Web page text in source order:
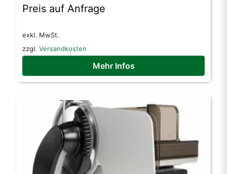
Preis auf Anfrage
exkl. MwSt.
zzgl. Versandkosten
Mehr Infos